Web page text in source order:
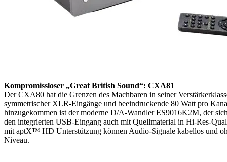
Kompromissloser „Great British Sound“: CXA81
Der CXA80 hat die Grenzen des Machbaren in seiner
symmetrischer XLR-Eingänge und beeindruckende 80 Watt pro
hinzugekommen ist der moderne D/A-Wandler ES9016K2M, der
den integrierten USB-Eingang auch mit Quellmaterial in Hi-Res-
mit aptX™ HD Unterstützung können Audio-Signale kabellos und
Niveau.